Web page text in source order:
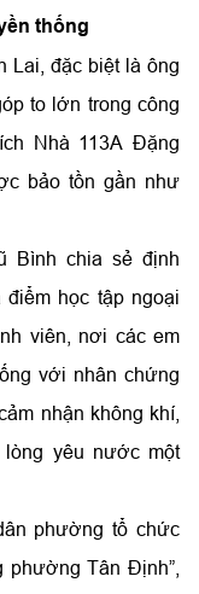
thống
Lai, đặc biệt là ông
to lớn trong công
Nhà 113A Đặng
bảo tồn gần như
Bình chia sẻ định
học tập ngoại
viên, nơi các em
với nhân chứng
nhận không khí,
yêu nước một
phường tổ chức
phường Tân Định”,